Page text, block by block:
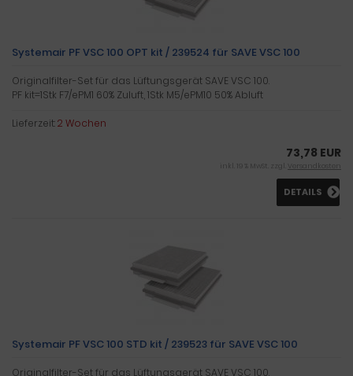
Systemair PF VSC 100 OPT kit / 239524 für SAVE VSC 100
Originalfilter-Set für das Lüftungsgerät SAVE VSC 100.
PF kit=1Stk F7/ePM1 60% Zuluft, 1Stk M5/ePM10 50% Abluft
Lieferzeit:2 Wochen
73,78 EUR
inkl. 19 % MwSt. zzgl. Versandkosten
DETAILS
Systemair PF VSC 100 STD kit / 239523 für SAVE VSC 100
Originalfilter-Set für das Lüftungsgerät SAVE VSC 100.